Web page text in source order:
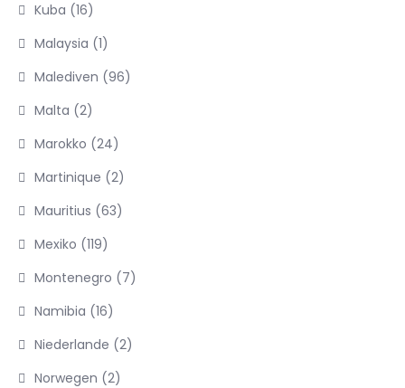
Kuba (16)
Malaysia (1)
Malediven (96)
Malta (2)
Marokko (24)
Martinique (2)
Mauritius (63)
Mexiko (119)
Montenegro (7)
Namibia (16)
Niederlande (2)
Norwegen (2)